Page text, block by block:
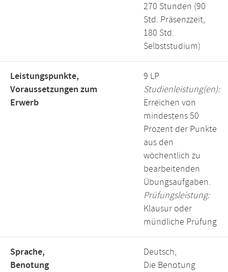
270 Stunden (90
Std. Präsenzzeit,
180 Std.
Selbststudium)
Leistungspunkte,
Voraussetzungen zum
Erwerb
9 LP
Studienleistung(en):
Erreichen von
mindestens 50
Prozent der Punkte
aus den
wöchentlich zu
bearbeitenden
Übungsaufgaben.
Prüfungsleistung:
Klausur oder
mündliche Prüfung
Sprache,
Benotung
Deutsch,
Die Benotung